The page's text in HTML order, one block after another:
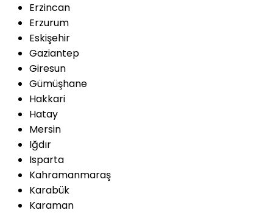
Erzincan
Erzurum
Eskişehir
Gaziantep
Giresun
Gümüşhane
Hakkari
Hatay
Mersin
Iğdır
Isparta
Kahramanmaraş
Karabük
Karaman